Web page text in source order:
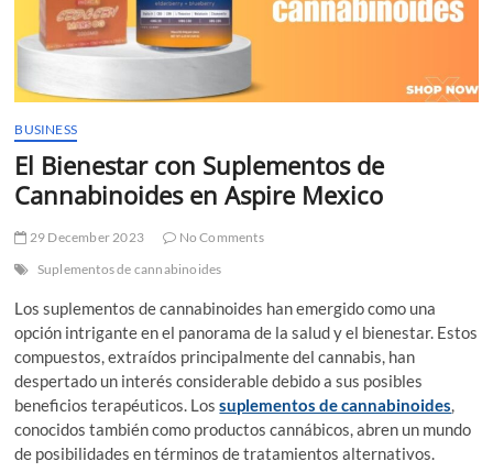
BUSINESS
El Bienestar con Suplementos de
Cannabinoides en Aspire Mexico
29 December 2023
No Comments
Suplementos de cannabinoides
Los suplementos de cannabinoides han emergido como una
opción intrigante en el panorama de la salud y el bienestar. Estos
compuestos, extraídos principalmente del cannabis, han
despertado un interés considerable debido a sus posibles
beneficios terapéuticos. Lossuplementos de cannabinoides,
conocidos también como productos cannábicos, abren un mundo
de posibilidades en términos de tratamientos alternativos.